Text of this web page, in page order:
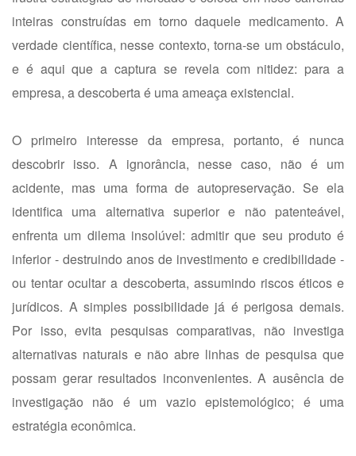
inteiras construídas em torno daquele medicamento. A
verdade científica, nesse contexto, torna-se um obstáculo,
e é aqui que a captura se revela com nitidez: para a
empresa, a descoberta é uma ameaça existencial.
O primeiro interesse da empresa, portanto, é nunca
descobrir isso. A ignorância, nesse caso, não é um
acidente, mas uma forma de autopreservação. Se ela
identifica uma alternativa superior e não patenteável,
enfrenta um dilema insolúvel: admitir que seu produto é
inferior - destruindo anos de investimento e credibilidade -
ou tentar ocultar a descoberta, assumindo riscos éticos e
jurídicos. A simples possibilidade já é perigosa demais.
Por isso, evita pesquisas comparativas, não investiga
alternativas naturais e não abre linhas de pesquisa que
possam gerar resultados inconvenientes. A ausência de
investigação não é um vazio epistemológico; é uma
estratégia econômica.